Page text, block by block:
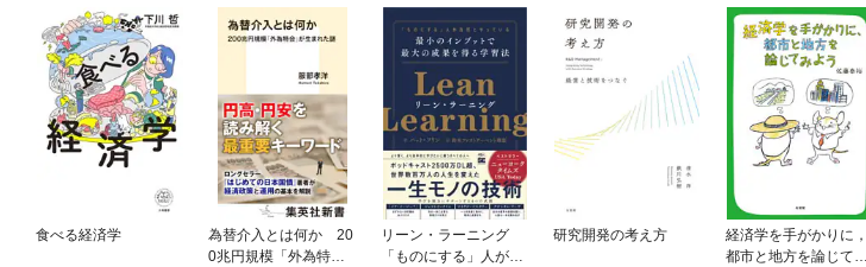
食べる経済学
為替介入とは何か 20
0兆円規模「外為特
リーン・ラーニング
「ものにする」人が自
研究開発の考え方
経済学を手がかりに，
都市と地方を論じてみ